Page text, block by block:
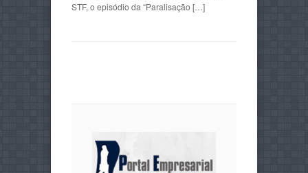
STF, o episódio da “Paralisação […]